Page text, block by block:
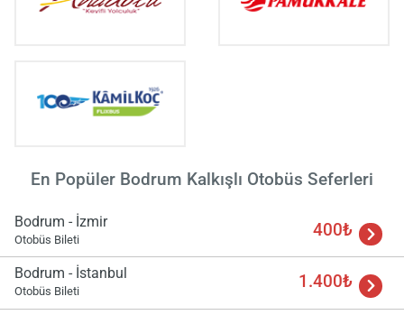
En Popüler Bodrum Kalkışlı Otobüs Seferleri
Bodrum - İzmir
Otobüs Bileti 400₺
Bodrum - İstanbul
Otobüs Bileti 1.400₺